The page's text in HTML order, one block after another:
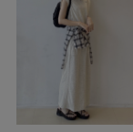
機能素材
都会的 長財布